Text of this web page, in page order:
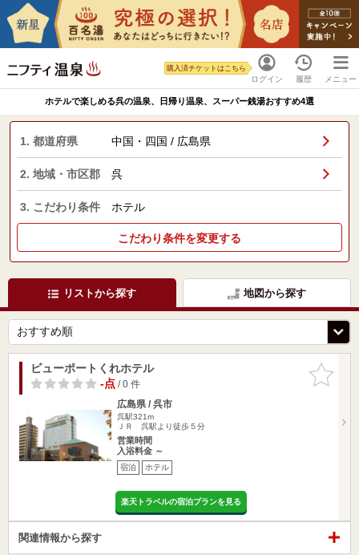
ログイン
購入済チケットはこちら
履歴 メニュー
ホテルで楽しめる呉の温泉、日帰り温泉、スーパー銭湯おすすめ4選
1. 都道府県 中国・四国 / 広島県
2. 地域・市区郡 呉
3. こだわり条件 ホテル
こだわり条件を変更する
リストから探す 地図から探す
お気に入
りに追加
ビューポートくれホテル
-点/ 0 件
広島県 / 呉市
呉駅321m
ＪＲ 呉駅より徒歩５分
営業時間
入浴料金 ～
宿泊 ホテル
楽天トラベルの宿泊プランを見る
関連情報から探す